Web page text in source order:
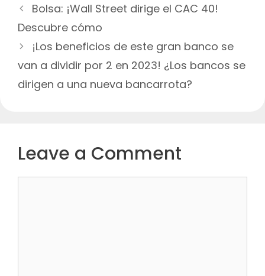
Bolsa: ¡Wall Street dirige el CAC 40!
Descubre cómo
¡Los beneficios de este gran banco se
van a dividir por 2 en 2023! ¿Los bancos se
dirigen a una nueva bancarrota?
Leave a Comment